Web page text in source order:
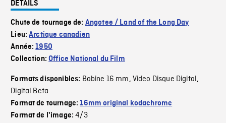
DÉTAILS
Chute de tournage de: Angotee / Land of the Long Day
Lieu:Arctique canadien
Année:1950
Collection:Office National du Film
Formats disponibles: Bobine 16 mm, Video Disque Digital,
Digital Beta
Format de tournage:16mm original kodachrome
Format de l'image:4/3